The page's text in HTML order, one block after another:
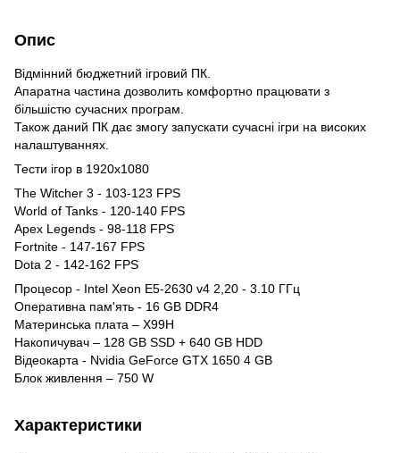
Опис
Відмінний бюджетний ігровий ПК.
Апаратна частина дозволить комфортно працювати з
більшістю сучасних програм.
Також даний ПК дає змогу запускати сучасні ігри на високих
налаштуваннях.
Тести ігор в 1920x1080
The Witcher 3 - 103-123 FPS
World of Tanks - 120-140 FPS
Apex Legends - 98-118 FPS
Fortnite - 147-167 FPS
Dota 2 - 142-162 FPS
Процесор - Intel Xeon E5-2630 v4 2,20 - 3.10 ГГц
Оперативна пам'ять - 16 GB DDR4
Материнська плата – X99H
Накопичувач – 128 GB SSD + 640 GB HDD
Відеокарта - Nvidia GeForce GTX 1650 4 GB
Блок живлення – 750 W
Характеристики